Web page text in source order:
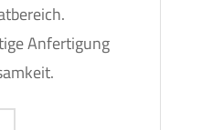
Anfertigung